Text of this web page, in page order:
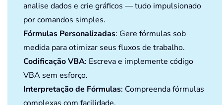
analise dados e crie gráficos — tudo impulsionado
por comandos simples.
Fórmulas Personalizadas: Gere fórmulas sob
medida para otimizar seus fluxos de trabalho.
Codificação VBA: Escreva e implemente código
VBA sem esforço.
Interpretação de Fórmulas: Compreenda fórmulas